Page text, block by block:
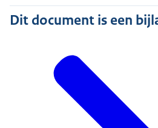
Dit document is een